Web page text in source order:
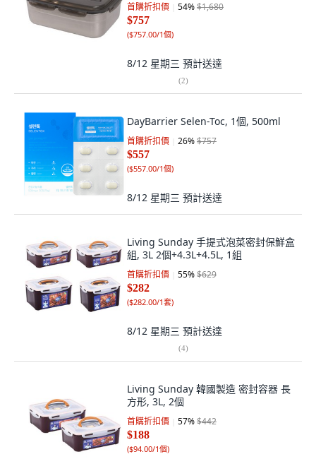
首購折扣價 54%$1,680
$757
($757.00/1個)
8/12 星期三 預計送達
(2)
DayBarrier Selen-Toc, 1個, 500ml
首購折扣價 26%$757
$557
($557.00/1個)
8/12 星期三 預計送達
Living Sunday 手提式泡菜密封保鮮盒
組, 3L 2個+4.3L+4.5L, 1組
首購折扣價 55%$629
$282
($282.00/1套)
8/12 星期三 預計送達
(4)
Living Sunday 韓國製造 密封容器 長
方形, 3L, 2個
首購折扣價 57%$442
$188
($94.00/1個)